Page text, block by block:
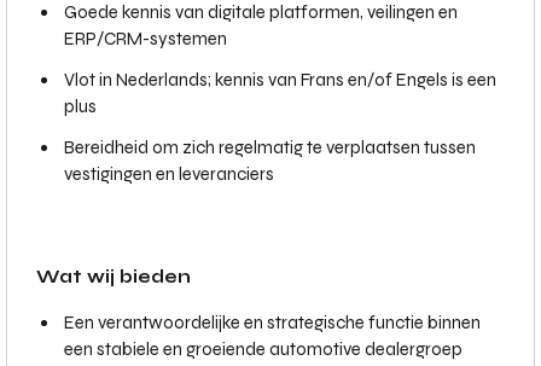
Goede kennis van digitale platformen, veilingen en
ERP/CRM-systemen
Vlot in Nederlands; kennis van Frans en/of Engels is een
plus
Bereidheid om zich regelmatig te verplaatsen tussen
vestigingen en leveranciers
Wat wij bieden
Een verantwoordelijke en strategische functie binnen
een stabiele en groeiende automotive dealergroep